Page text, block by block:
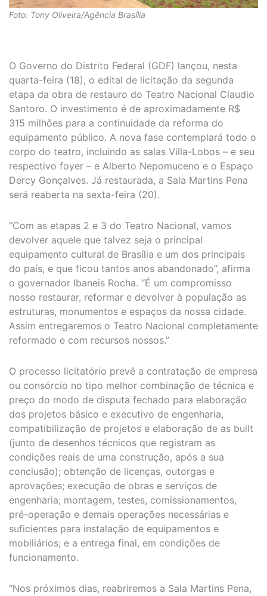
Foto: Tony Oliveira/Agência Brasília
O Governo do Distrito Federal (GDF) lançou, nesta
quarta-feira (18), o edital de licitação da segunda
etapa da obra de restauro do Teatro Nacional Claudio
Santoro. O investimento é de aproximadamente R$
315 milhões para a continuidade da reforma do
equipamento público. A nova fase contemplará todo o
corpo do teatro, incluindo as salas Villa-Lobos – e seu
respectivo foyer – e Alberto Nepomuceno e o Espaço
Dercy Gonçalves. Já restaurada, a Sala Martins Pena
será reaberta na sexta-feira (20).
“Com as etapas 2 e 3 do Teatro Nacional, vamos
devolver aquele que talvez seja o principal
equipamento cultural de Brasília e um dos principais
do país, e que ficou tantos anos abandonado”, afirma
o governador Ibaneis Rocha. “É um compromisso
nosso restaurar, reformar e devolver à população as
estruturas, monumentos e espaços da nossa cidade.
Assim entregaremos o Teatro Nacional completamente
reformado e com recursos nossos.”
O processo licitatório prevê a contratação de empresa
ou consórcio no tipo melhor combinação de técnica e
preço do modo de disputa fechado para elaboração
dos projetos básico e executivo de engenharia,
compatibilização de projetos e elaboração de as built
(junto de desenhos técnicos que registram as
condições reais de uma construção, após a sua
conclusão); obtenção de licenças, outorgas e
aprovações; execução de obras e serviços de
engenharia; montagem, testes, comissionamentos,
pré-operação e demais operações necessárias e
suficientes para instalação de equipamentos e
mobiliários; e a entrega final, em condições de
funcionamento.
“Nos próximos dias, reabriremos a Sala Martins Pena,